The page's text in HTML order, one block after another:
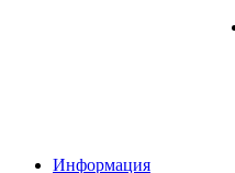
Информация